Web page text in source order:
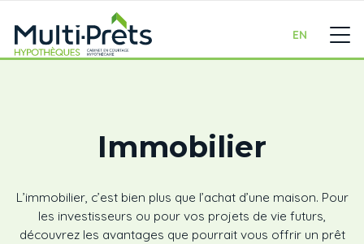
EN
Immobilier
L’immobilier, c’est bien plus que l’achat d’une maison. Pour
les investisseurs ou pour vos projets de vie futurs,
découvrez les avantages que pourrait vous offrir un prêt